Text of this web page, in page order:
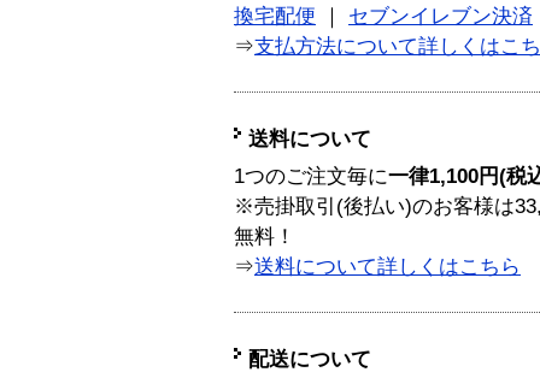
換宅配便
セブンイレブン決済
⇒支払方法について詳しくはこ
送料について
1つのご注文毎に一律1,100円(税
※売掛取引(後払い)のお客様は
無料！
⇒送料について詳しくはこちら
配送について